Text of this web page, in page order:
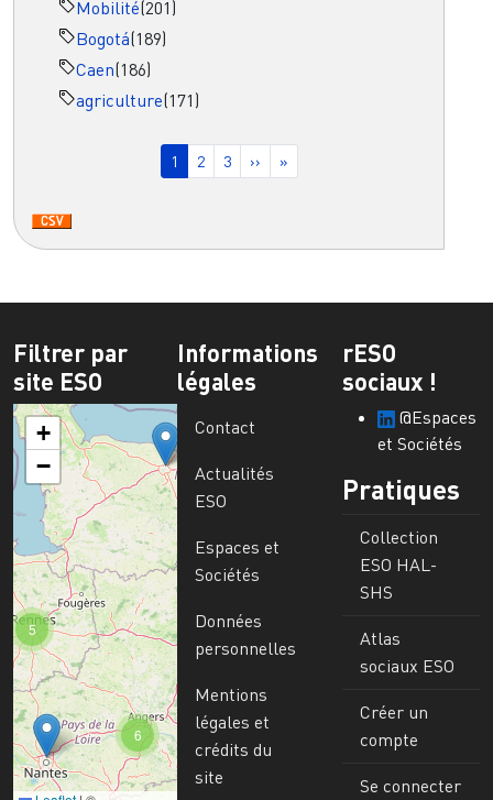
Mobilité(201)
Bogotá(189)
Caen(186)
agriculture(171)
Page courante
1 Page
2 Page
3 Page suivante
›› Dernière page
»
Filtrer par
site ESO
6
5
+
−
Informations
légales
Contact
Actualités
ESO
Espaces et
Sociétés
Données
personnelles
Mentions
légales et
crédits du
site
rESO
sociaux !
@Espaces
et Sociétés
Pratiques
Collection
ESO HAL-
SHS
Atlas
sociaux ESO
Créer un
compte
Se connecter